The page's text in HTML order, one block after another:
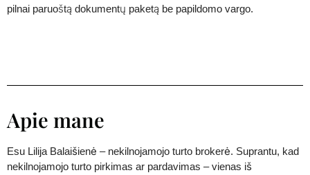
pilnai paruoštą dokumentų paketą be papildomo vargo.
Apie mane
Esu Lilija Balaišienė – nekilnojamojo turto brokerė. Suprantu, kad
nekilnojamojo turto pirkimas ar pardavimas – vienas iš